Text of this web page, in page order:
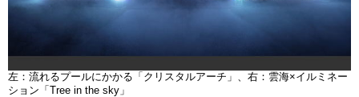
左：流れるプールにかかる「クリスタルアーチ」、右：雲海×イルミネー
ション「Tree in the sky」